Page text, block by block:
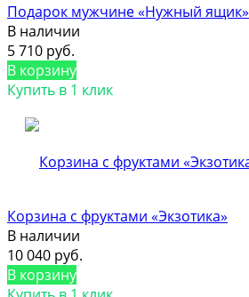
Подарок мужчине «Нужный ящик»
В наличии
5 710 руб.
В корзину
Купить в 1 клик
Корзина с фруктами «Экзотика»
В наличии
10 040 руб.
В корзину